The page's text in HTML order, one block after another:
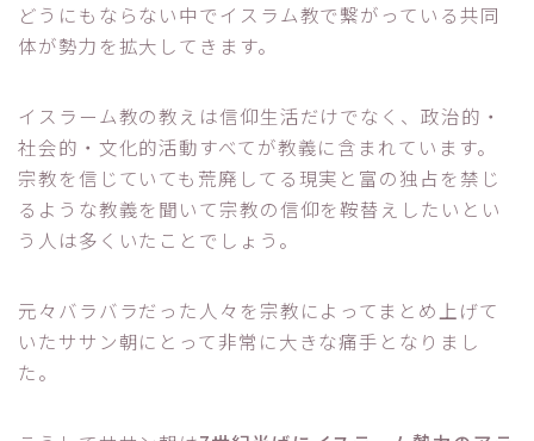
どうにもならない中でイスラム教で繋がっている共同
体が勢力を拡大してきます。
イスラーム教の教えは信仰生活だけでなく、政治的・
社会的・文化的活動すべてが教義に含まれています。
宗教を信じていても荒廃してる現実と富の独占を禁じ
るような教義を聞いて宗教の信仰を鞍替えしたいとい
う人は多くいたことでしょう。
元々バラバラだった人々を宗教によってまとめ上げて
いたササン朝にとって非常に大きな痛手となりまし
た。